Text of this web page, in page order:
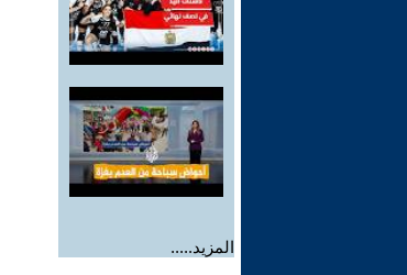
المزيد.....